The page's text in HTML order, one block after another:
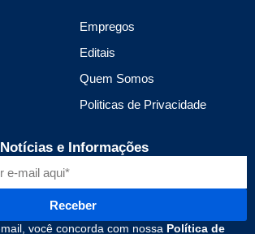
Empregos
Editais
Quem Somos
Politicas de Privacidade
e Informações
Receber
você concorda com nossa Política de